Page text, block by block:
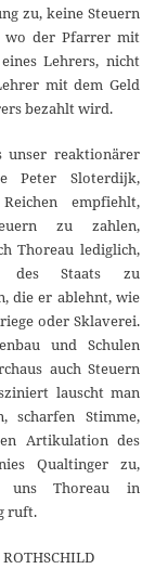
zu, keine Steuern
wo der Pfarrer mit
Lehrers, nicht
mit dem Geld
bezahlt wird.
unser reaktionärer
Peter Sloterdijk,
empfiehlt,
zu zahlen,
Thoreau lediglich,
des Staats zu
die er ablehnt, wie
oder Sklaverei.
und Schulen
auch Steuern
lauscht man
scharfen Stimme,
Artikulation des
Qualtinger zu,
uns Thoreau in
ruft.